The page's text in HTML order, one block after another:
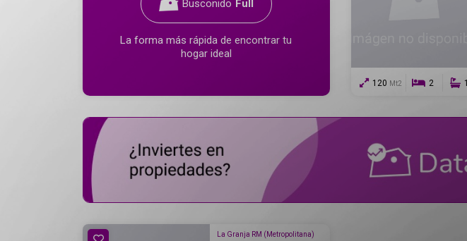
Busconido Full
La forma más rápida de encontrar tu
hogar ideal
120 Mt2 2 1
La Granja RM (Metropolitana)